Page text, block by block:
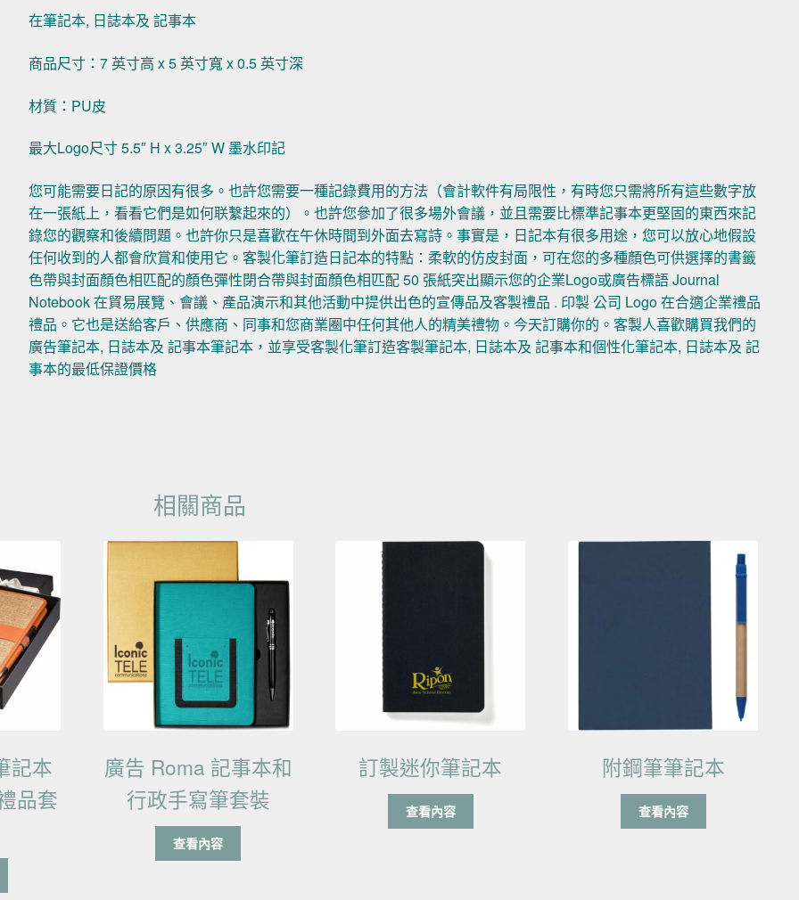
在筆記本, 日誌本及 記事本
商品尺寸：7 英寸高 x 5 英寸寬 x 0.5 英寸深
材質：PU皮
最大Logo尺寸 5.5″ H x 3.25″ W 墨水印記
您可能需要日記的原因有很多。也許您需要一種記錄費用的方法（會計軟件有局限性，有時您只需將所有這些數字放
在一張紙上，看看它們是如何联繫起來的）。也許您參加了很多場外會議，並且需要比標準記事本更堅固的東西來記
錄您的觀察和後續問題。也許你只是喜歡在午休時間到外面去寫詩。事實是，日記本有很多用途，您可以放心地假設
任何收到的人都會欣賞和使用它。客製化筆訂造日記本的特點：柔軟的仿皮封面，可在您的多種顏色可供選擇的書籤
色帶與封面顏色相匹配的顏色彈性閉合帶與封面顏色相匹配 50 張紙突出顯示您的企業Logo或廣告標語 Journal
Notebook 在貿易展覽、會議、產品演示和其他活動中提供出色的宣傳品及客製禮品 . 印製 公司 Logo 在合適企業禮品
禮品。它也是送給客戶、供應商、同事和您商業圈中任何其他人的精美禮物。今天訂購你的。客製人喜歡購買我們的
廣告筆記本, 日誌本及 記事本筆記本，並享受客製化筆訂造客製筆記本, 日誌本及 記事本和個性化筆記本, 日誌本及 記
事本的最低保證價格
相關商品
記本
品套
廣告 Roma 記事本和
行政手寫筆套裝
查看內容
訂製迷你筆記本
查看內容
附鋼筆筆記本
查看內容